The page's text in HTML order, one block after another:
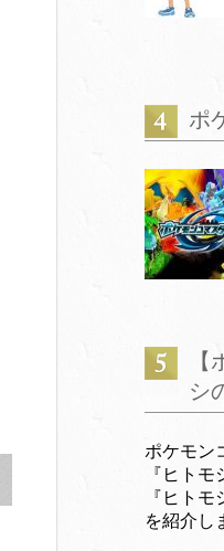
ポ
シ
ポケモン
『ヒト
『ヒト
を紹介し